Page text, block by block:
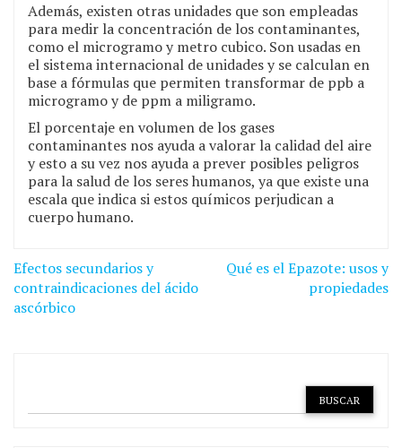
Además, existen otras unidades que son empleadas
para medir la concentración de los contaminantes,
como el microgramo y metro cubico. Son usadas en
el sistema internacional de unidades y se calculan en
base a fórmulas que permiten transformar de ppb a
microgramo y de ppm a miligramo.
El porcentaje en volumen de los gases
contaminantes nos ayuda a valorar la calidad del aire
y esto a su vez nos ayuda a prever posibles peligros
para la salud de los seres humanos, ya que existe una
escala que indica si estos químicos perjudican a
cuerpo humano.
Navegación
de
entradas
Efectos secundarios y
contraindicaciones del ácido
ascórbico
Qué es el Epazote: usos y
propiedades